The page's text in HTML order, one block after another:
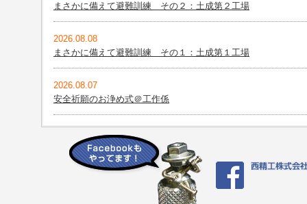
まさかに備えて避難訓練 その２：土成第２工場
2026.08.08
まさかに備えて避難訓練 その１：土成第１工場
2026.08.07
安全祈願のお浄め式＠工作係